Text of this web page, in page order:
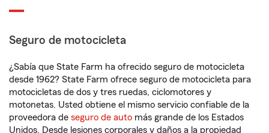
Seguro de motocicleta
¿Sabía que State Farm ha ofrecido seguro de motocicleta
desde 1962? State Farm ofrece seguro de motocicleta para
motocicletas de dos y tres ruedas, ciclomotores y
motonetas. Usted obtiene el mismo servicio confiable de la
proveedora de seguro de auto más grande de los Estados
Unidos. Desde lesiones corporales y daños a la propiedad